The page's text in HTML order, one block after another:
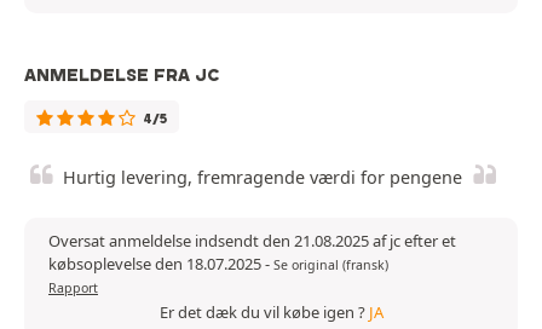
ANMELDELSE FRA JC
4/5
Hurtig levering, fremragende værdi for pengene
Oversat anmeldelse indsendt den 21.08.2025 af jc efter et
købsoplevelse den 18.07.2025- Se original (fransk)
Rapport
Er det dæk du vil købe igen ? JA